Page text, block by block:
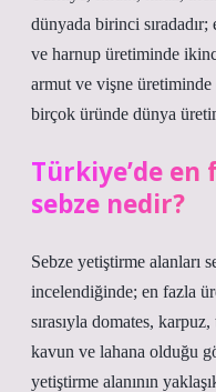
dünyada birinci sıradadır;
ve harnup üretiminde
armut ve vişne üretiminde
birçok üründe dünya
Türkiye’de
sebze nedir?
Sebze yetiştirme alanları
incelendiğinde; en fazla
sırasıyla domates,
kavun ve lahana olduğu
yetiştirme alanının